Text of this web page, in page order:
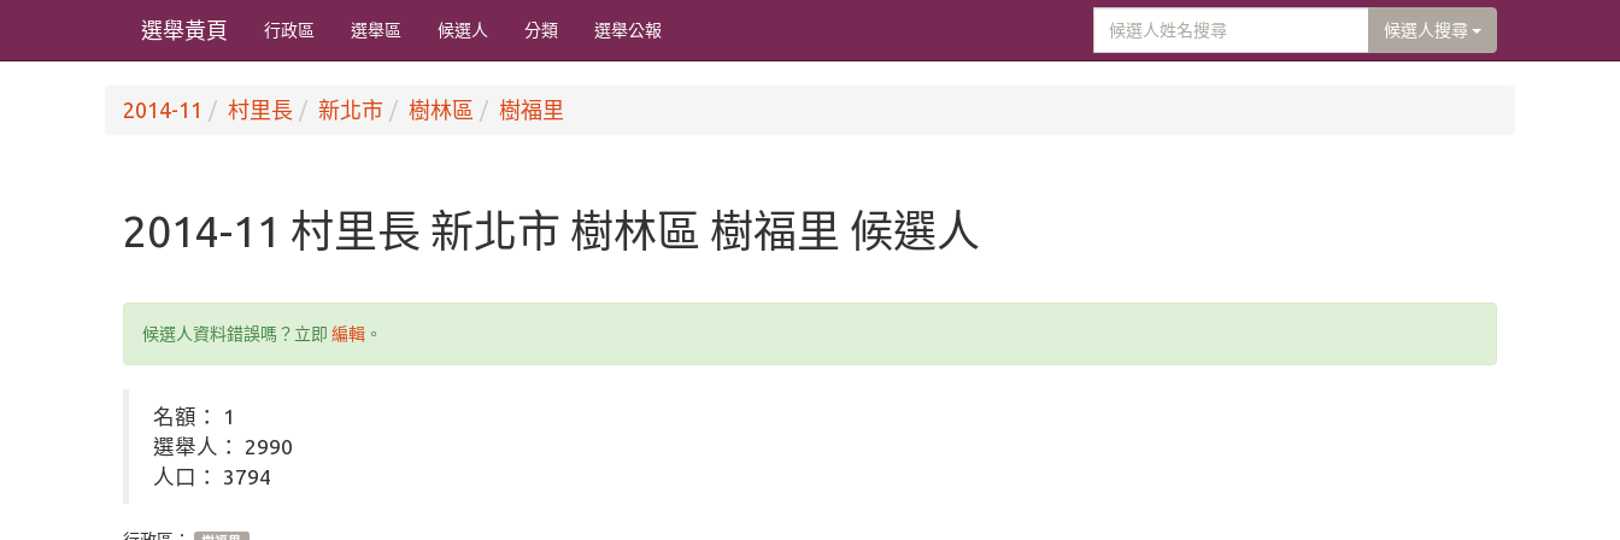
選舉黃頁 行政區 選舉區 候選人 分類 選舉公報 候選人搜尋
2014-11 村里長 新北市 樹林區 樹福里
2014-11 村里長 新北市 樹林區 樹福里 候選人
候選人資料錯誤嗎？立即 編輯 。
名額： 1
選舉人： 2990
人口： 3794